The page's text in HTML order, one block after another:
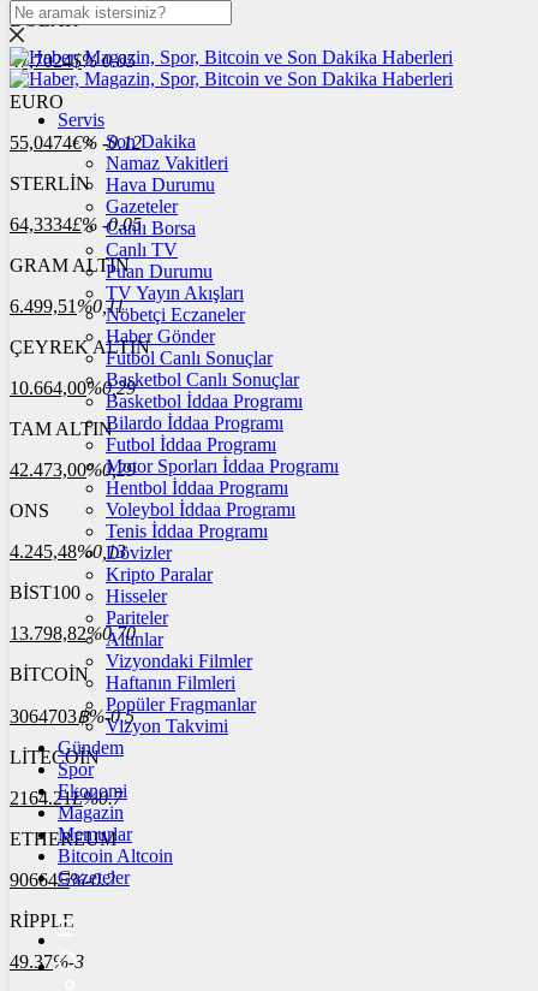
DOLAR
47,7024$% 0.05
EURO
55,0474€% -0.12
STERLİN
64,3334£% -0.05
GRAM ALTIN
6.499,51 %0,11
ÇEYREK ALTIN
10.664,00%0,29
TAM ALTIN
42.473,00%0,29
ONS
4.245,48%0,13
BİST100
13.798,82%0,70
BİTCOİN
3064703฿%-0.5
LİTECOİN
2164.21Ł%0.7
ETHEREUM
90664Ξ%-0.2
RİPPLE
49.37%-3
Servis
Son Dakika
Namaz Vakitleri
Hava Durumu
Gazeteler
Canlı Borsa
Canlı TV
Puan Durumu
TV Yayın Akışları
Nöbetçi Eczaneler
Haber Gönder
Futbol Canlı Sonuçlar
Basketbol Canlı Sonuçlar
Basketbol İddaa Programı
Bilardo İddaa Programı
Futbol İddaa Programı
Motor Sporları İddaa Programı
Hentbol İddaa Programı
Voleybol İddaa Programı
Tenis İddaa Programı
Dövizler
Kripto Paralar
Hisseler
Pariteler
Altınlar
Vizyondaki Filmler
Haftanın Filmleri
Popüler Fragmanlar
Vizyon Takvimi
Gündem
Spor
Ekonomi
Magazin
Memurlar
Bitcoin Altcoin
Gazeteler